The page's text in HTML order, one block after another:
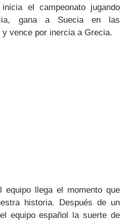
el campeonato jugando
gana a Suecia en las
vence por inercia a Grecia.
llega el momento que
historia. Después de un
equipo español la suerte de